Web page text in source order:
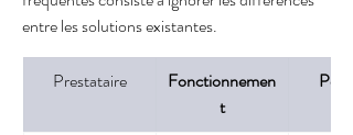
entre les solutions existantes.
Prestataire
Fonctionnemen
t
Pour